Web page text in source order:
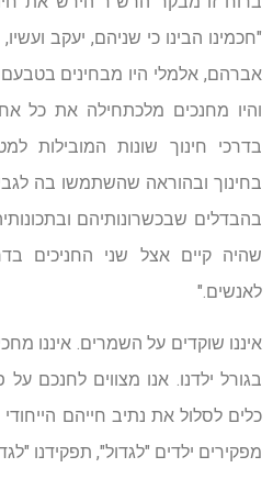
"חכמינו הבינו כי שניהם, יעקב
אברהם, אלמלי היו מבחינים
והיו מחנכים מלכתחילה את כל
בדרכי חינוך שונות המובילות
בחינוך ובהוראה שהשתמשו בה
בהבדלים שבכשרונותיהם
שהיה קיים אצל שני החניכים
לאנשים."
איננו שוקדים על השמרים. איננו
בגורל ילדנו. אנו מצווים לחנכם
כלים לסלול את נתיב חייהם
מפקירים ילדים "לגדול", תפקידנו